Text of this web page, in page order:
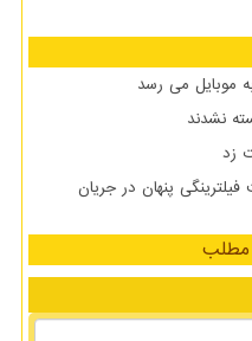
موبایل می رسد
نشدند
پنهان در جریان
مطلب